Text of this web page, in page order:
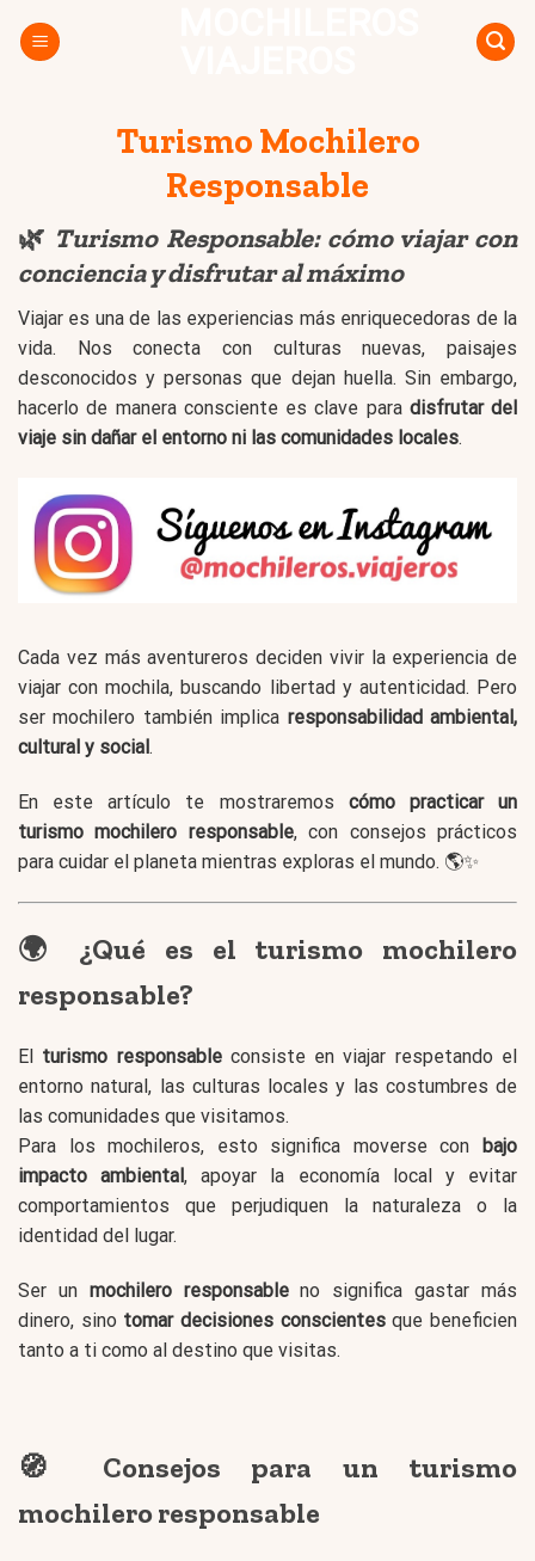
Turismo Mochilero
Responsable
🌿 Turismo Responsable: cómo viajar con
conciencia y disfrutar al máximo
Viajar es una de las experiencias más enriquecedoras de la
vida. Nos conecta con culturas nuevas, paisajes
desconocidos y personas que dejan huella. Sin embargo,
hacerlo de manera consciente es clave para disfrutar del
viaje sin dañar el entorno ni las comunidades locales.
Cada vez más aventureros deciden vivir la experiencia de
viajar con mochila, buscando libertad y autenticidad. Pero
ser mochilero también implica responsabilidad ambiental,
cultural y social.
En este artículo te mostraremos cómo practicar un
turismo mochilero responsable, con consejos prácticos
para cuidar el planeta mientras exploras el mundo. 🌎✨
🌍 ¿Qué es el turismo mochilero
responsable?
El turismo responsableconsiste en viajar respetando el
entorno natural, las culturas locales y las costumbres de
las comunidades que visitamos.
Para los mochileros, esto significa moverse con
bajo
impacto ambiental, apoyar la economía local y evitar
comportamientos que perjudiquen la naturaleza o la
identidad del lugar.
Ser un mochilero responsableno significa gastar más
dinero, sino tomar decisiones conscientesque beneficien
tanto a ti como al destino que visitas.
🧭 Consejos para un turismo
mochilero responsable